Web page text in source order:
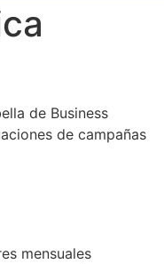
de Business
de campañas
mensuales